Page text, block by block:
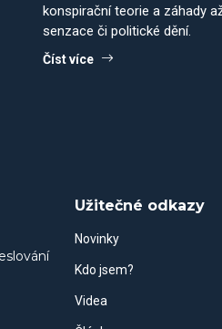
konspirační teorie a záhady
senzace či politické dění.
Číst více
Užitečné odkazy
Novinky
Kdo jsem?
Videa